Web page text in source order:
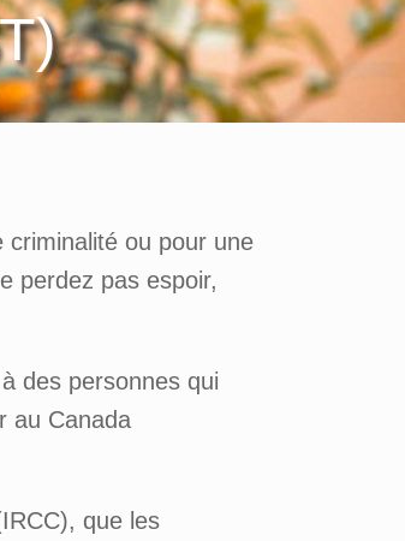
ou pour une
perdez pas espoir,
des personnes qui
au Canada
que les